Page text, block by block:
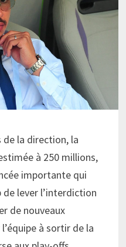
de la direction, la
à 250 millions,
importante qui
lever l’interdiction
de nouveaux
à sortir de la